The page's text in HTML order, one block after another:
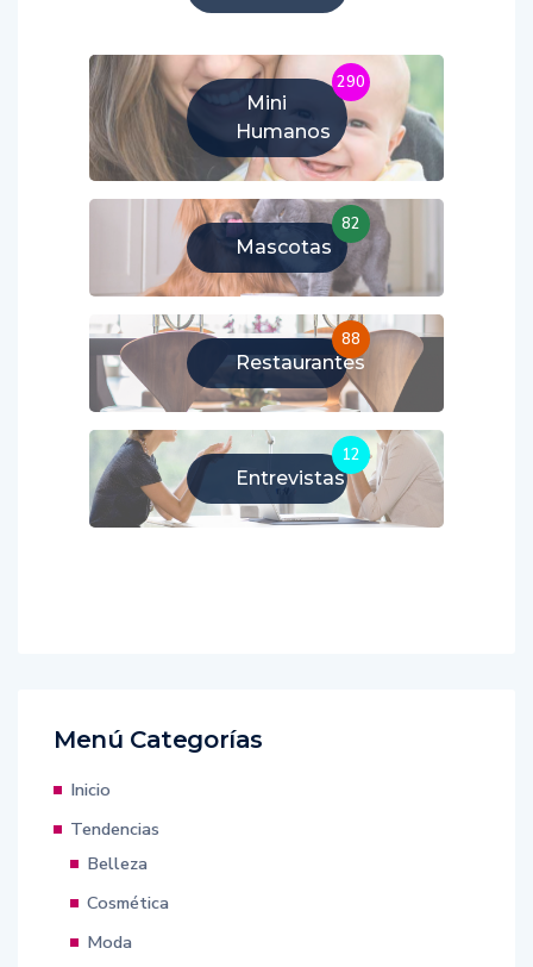
Mini
Humanos
290
Mascotas
82
Restaurantes
88
Entrevistas
12
Menú Categorías
Inicio
Tendencias
Belleza
Cosmética
Moda